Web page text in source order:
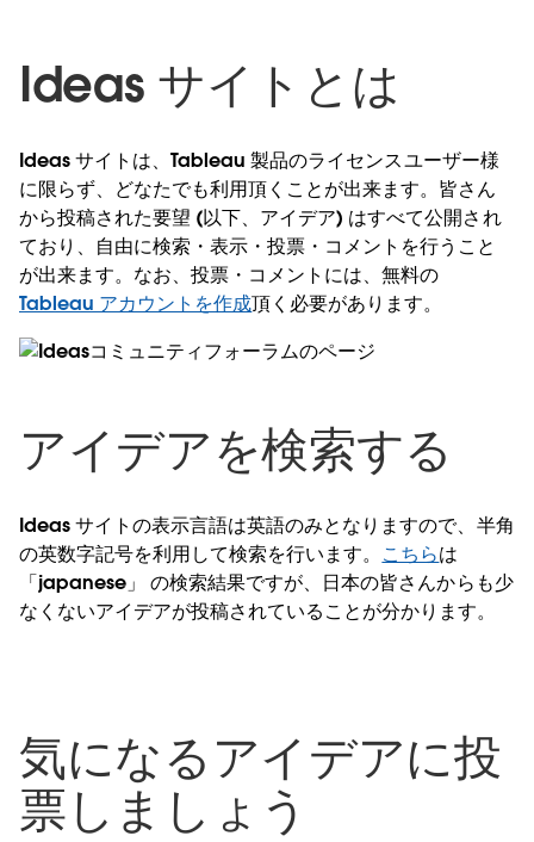
Ideas サイトとは
Ideas サイトは、Tableau 製品のライセンスユーザー様
に限らず、どなたでも利用頂くことが出来ます。皆さん
から投稿された要望 (以下、アイデア) はすべて公開され
ており、自由に検索・表示・投票・コメントを行うこと
が出来ます。なお、投票・コメントには、無料の
Tableau アカウントを作成頂く必要があります。
アイデアを検索する
Ideas サイトの表示言語は英語のみとなりますので、半角
の英数字記号を利用して検索を行います。 こちらは
「japanese」 の検索結果ですが、日本の皆さんからも少
なくないアイデアが投稿されていることが分かります。
気になるアイデアに投
票しましょう